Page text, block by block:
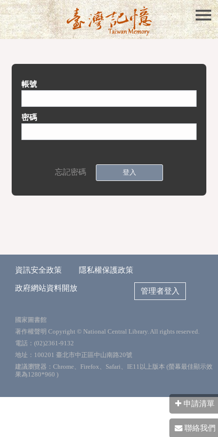
帳號
密碼
忘記密碼 登入
資訊安全政策 隱私權保護政策
政府網站資料開放 管理者登入
國家圖書館
著作權聲明 Copyright © National Central Library. All rights reserved.
電話：(02)2361-9132
地址：100201 臺北市中正區中山南路20號
建議瀏覽器：Chrome、Firefox、Safari、IE11以上版本 (螢幕最佳顯示效
果為1280*960 )
申請清單
聯絡我們